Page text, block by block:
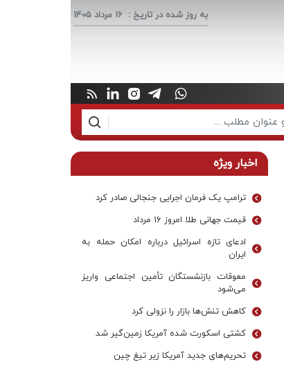
به روز شده در تاریخ : 16 مرداد 1405
اخبار ویژه
ترامپ یک فرمان اجرایی جنجالی صادر کرد
قیمت جهانی طلا امروز ۱۶ مرداد
ادعای تازه اسرائیل درباره امکان حمله به
ایران
معوقات بازنشستگان تأمین اجتماعی واریز
می‌شود
کاهش تنش‌ها بازار را نزولی کرد
کشتی اسکورت شده آمریکا زمین‌گیر شد
تحریم‌های جدید آمریکا زیر تیغ چین